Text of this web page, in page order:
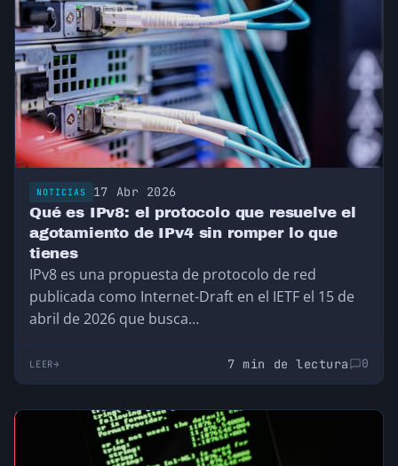
NOTICIAS 17 Abr 2026
Qué es IPv8: el protocolo que resuelve el
agotamiento de IPv4 sin romper lo que
tienes
IPv8 es una propuesta de protocolo de red
publicada como Internet-Draft en el IETF el 15 de
abril de 2026 que busca…
LEER 7 min de lectura 0